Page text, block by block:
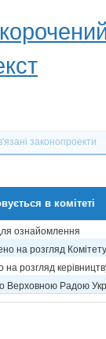
законопроекти
в комітеті
ознайомлення
на розгляд Комітету
на розгляд
Верховною Радою